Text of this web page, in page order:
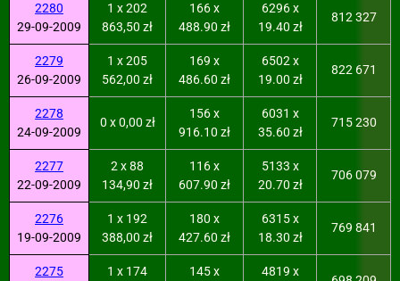
2280
29-09-2009
1 x 202
863,50 zł
166 x
488.90 zł
6296 x
19.40 zł
812 327
2279
26-09-2009
1 x 205
562,00 zł
169 x
486.60 zł
6502 x
19.00 zł
822 671
2278
24-09-2009
0 x 0,00 zł
156 x
916.10 zł
6031 x
35.60 zł
715 230
2277
22-09-2009
2 x 88
134,90 zł
116 x
607.90 zł
5133 x
20.70 zł
706 079
2276
19-09-2009
1 x 192
388,00 zł
180 x
427.60 zł
6315 x
18.30 zł
769 841
2275 1 x 174 145 x 4819 x